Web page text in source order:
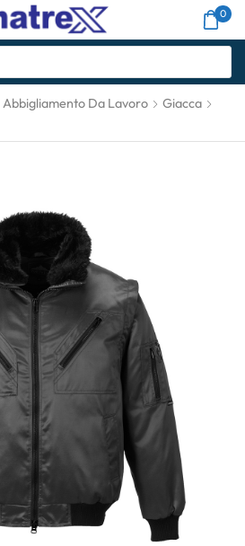
0
Abbigliamento Da Lavoro
Giacca